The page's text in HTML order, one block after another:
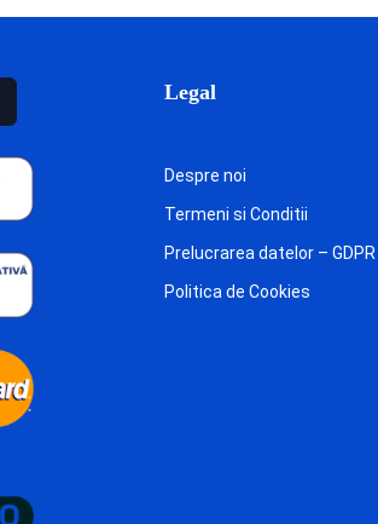
Legal
Despre noi
Termeni si Conditii
Prelucrarea datelor – GDPR
Politica de Cookies